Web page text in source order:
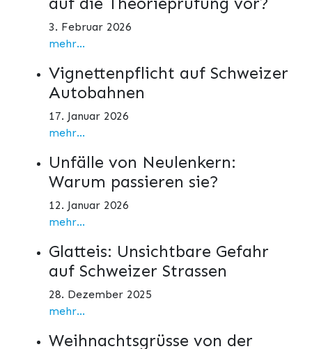
3. Februar 2026
mehr...
Vignettenpflicht auf Schweizer
Autobahnen
17. Januar 2026
mehr...
Unfälle von Neulenkern:
Warum passieren sie?
12. Januar 2026
mehr...
Glatteis: Unsichtbare Gefahr
auf Schweizer Strassen
28. Dezember 2025
mehr...
Weihnachtsgrüsse von der